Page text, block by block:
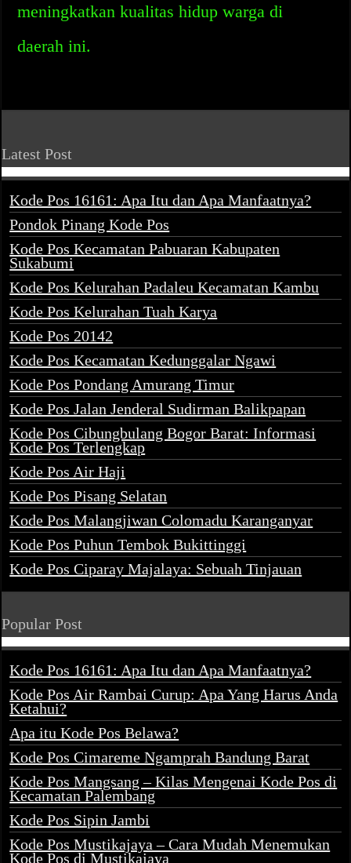
meningkatkan kualitas hidup warga di
daerah ini.
Latest Post
Kode Pos 16161: Apa Itu dan Apa Manfaatnya?
Pondok Pinang Kode Pos
Kode Pos Kecamatan Pabuaran Kabupaten
Sukabumi
Kode Pos Kelurahan Padaleu Kecamatan Kambu
Kode Pos Kelurahan Tuah Karya
Kode Pos 20142
Kode Pos Kecamatan Kedunggalar Ngawi
Kode Pos Pondang Amurang Timur
Kode Pos Jalan Jenderal Sudirman Balikpapan
Kode Pos Cibungbulang Bogor Barat: Informasi
Kode Pos Terlengkap
Kode Pos Air Haji
Kode Pos Pisang Selatan
Kode Pos Malangjiwan Colomadu Karanganyar
Kode Pos Puhun Tembok Bukittinggi
Kode Pos Ciparay Majalaya: Sebuah Tinjauan
Popular Post
Kode Pos 16161: Apa Itu dan Apa Manfaatnya?
Kode Pos Air Rambai Curup: Apa Yang Harus Anda
Ketahui?
Apa itu Kode Pos Belawa?
Kode Pos Cimareme Ngamprah Bandung Barat
Kode Pos Mangsang – Kilas Mengenai Kode Pos di
Kecamatan Palembang
Kode Pos Sipin Jambi
Kode Pos Mustikajaya – Cara Mudah Menemukan
Kode Pos di Mustikajaya